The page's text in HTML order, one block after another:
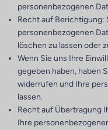
personenbezogenen
Recht auf Berichtigung:
personenbezogenen
löschen zu lassen oder
Wenn Sie uns Ihre
gegeben haben, haben
widerrufen und Ihre
lassen.
Recht auf Übertragung
Ihre